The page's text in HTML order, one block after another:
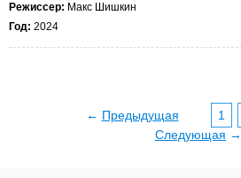
Режиссер: Макс Шишкин
Год: 2024
← Предыдущая 1
Следующая →